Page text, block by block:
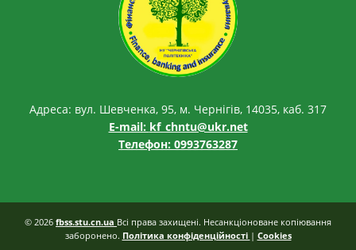
Адреса: вул. Шевченка, 95, м. Чернігів, 14035, каб. 317
E-mail: kf_chntu@ukr.net
Телефон: 0993763287
© 2026 fbss.stu.cn.ua Всі права захищені. Несанкціоноване копіювання
заборонено. Політика конфіденційності | Cookies